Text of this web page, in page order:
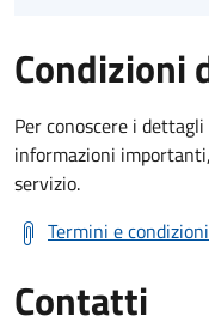
Condizioni
Per conoscere i
informazioni
servizio.
Termini e
Contatti